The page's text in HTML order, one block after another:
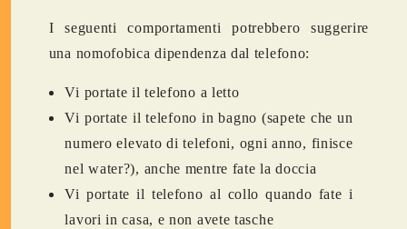
I seguenti comportamenti potrebbero suggerire
una nomofobica dipendenza dal telefono:
Vi portate il telefono a letto
Vi portate il telefono in bagno (sapete che un
numero elevato di telefoni, ogni anno, finisce
nel water?), anche mentre fate la doccia
Vi portate il telefono al collo quando fate i
lavori in casa, e non avete tasche